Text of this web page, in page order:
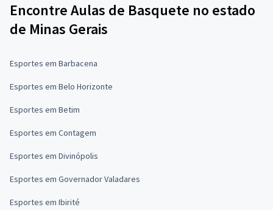
Encontre Aulas de Basquete no estado
de Minas Gerais
Esportes em Barbacena
Esportes em Belo Horizonte
Esportes em Betim
Esportes em Contagem
Esportes em Divinópolis
Esportes em Governador Valadares
Esportes em Ibirité